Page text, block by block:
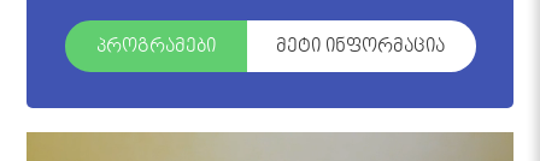
პროგრამები მეტი ინფორმაცია